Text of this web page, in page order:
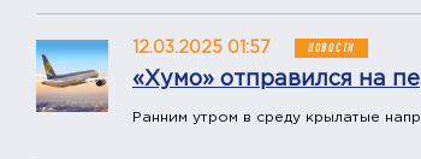
12.03.2025 01:57 НОВОСТИ
«Хумо» отправился на
Ранним утром в среду крылатые